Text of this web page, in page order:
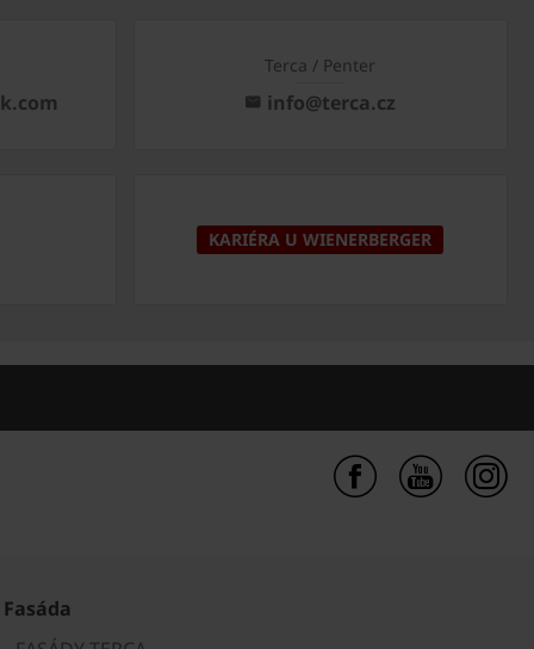
Terca / Penter
info@terca.cz
KARIÉRA U WIENERBERGER
Fasáda